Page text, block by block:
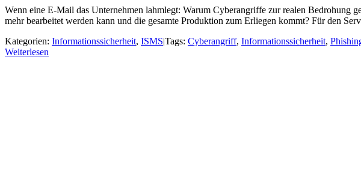
Wenn eine E-Mail das Unternehmen lahmlegt: Warum Cyberangriffe zur realen Bedrohung
mehr bearbeitet werden kann und die gesamte Produktion zum Erliegen kommt? Für den
Kategorien: Informationssicherheit, ISMS|Tags: Cyberangriff, Informationssicherheit,
Weiterlesen